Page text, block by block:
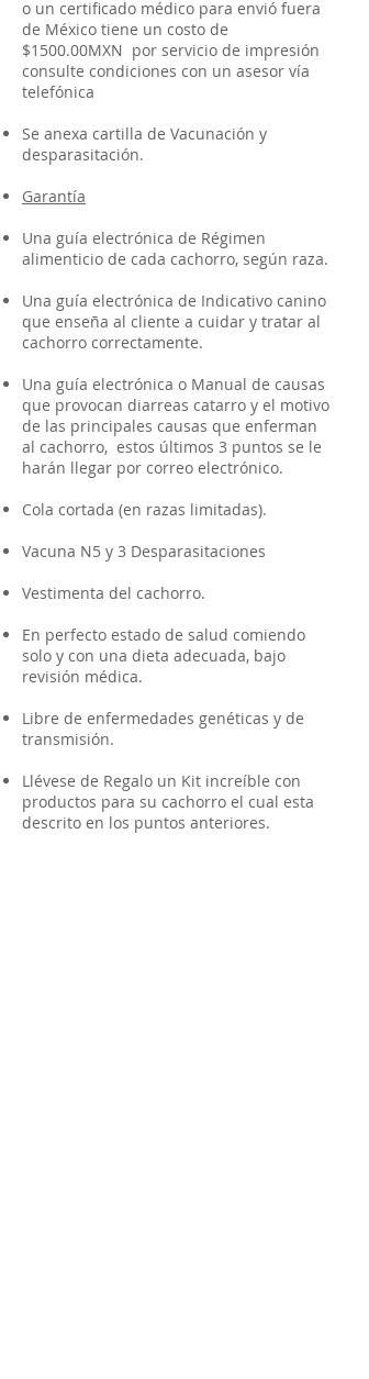
o un certificado médico para envió fuera
de México tiene un costo de
$1500.00MXN por servicio de impresión
consulte condiciones con un asesor vía
telefónica
Se anexa cartilla de Vacunación y
desparasitación.
Garantía
Una guía electrónica de Régimen
alimenticio de cada cachorro, según raza.
Una guía electrónica de Indicativo canino
que enseña al cliente a cuidar y tratar al
cachorro correctamente.
Una guía electrónica o Manual de causas
que provocan diarreas catarro y el motivo
de las principales causas que enferman
al cachorro, estos últimos 3 puntos se le
harán llegar por correo electrónico.
Cola cortada (en razas limitadas).
Vacuna N5 y 3 Desparasitaciones
Vestimenta del cachorro.
En perfecto estado de salud comiendo
solo y con una dieta adecuada, bajo
revisión médica.
Libre de enfermedades genéticas y de
transmisión.
Llévese de Regalo un Kit increíble con
productos para su cachorro el cual esta
descrito en los puntos anteriores.